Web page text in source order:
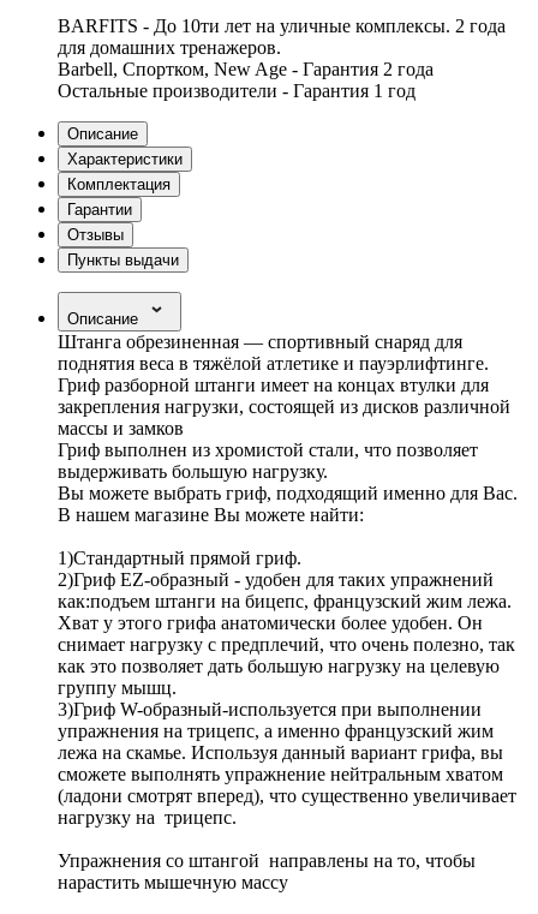
BARFITS - До 10ти лет на уличные комплексы. 2 года
для домашних тренажеров.
Barbell, Спортком, New Age - Гарантия 2 года
Остальные производители - Гарантия 1 год
Описание
Характеристики
Комплектация
Гарантии
Отзывы
Пункты выдачи
Описание
Штанга обрезиненная — спортивный снаряд для
поднятия веса в тяжёлой атлетике и пауэрлифтинге.
Гриф разборной штанги имеет на концах втулки для
закрепления нагрузки, состоящей из дисков различной
массы и замков
Гриф выполнен из хромистой стали, что позволяет
выдерживать большую нагрузку.
Вы можете выбрать гриф, подходящий именно для Вас.
В нашем магазине Вы можете найти:
1)Стандартный прямой гриф.
2)Гриф EZ-образный - удобен для таких упражнений
как:подъем штанги на бицепс, французский жим лежа.
Хват у этого грифа анатомически более удобен. Он
снимает нагрузку с предплечий, что очень полезно, так
как это позволяет дать большую нагрузку на целевую
группу мышц.
3)Гриф W-образный-используется при выполнении
упражнения на трицепс, а именно французский жим
лежа на скамье. Используя данный вариант грифа, вы
сможете выполнять упражнение нейтральным хватом
(ладони смотрят вперед), что существенно увеличивает
нагрузку на трицепс.
Упражнения со штангой направлены на то, чтобы
нарастить мышечную массу